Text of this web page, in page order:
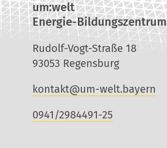
um:welt
Energie-Bildungszentrum
Rudolf-Vogt-Straße 18
93053 Regensburg
kontakt@um-welt.bayern
0941/2984491-25